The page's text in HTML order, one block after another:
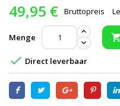
49,95 € Bruttopreis
Menge 
 Direct leverbaar